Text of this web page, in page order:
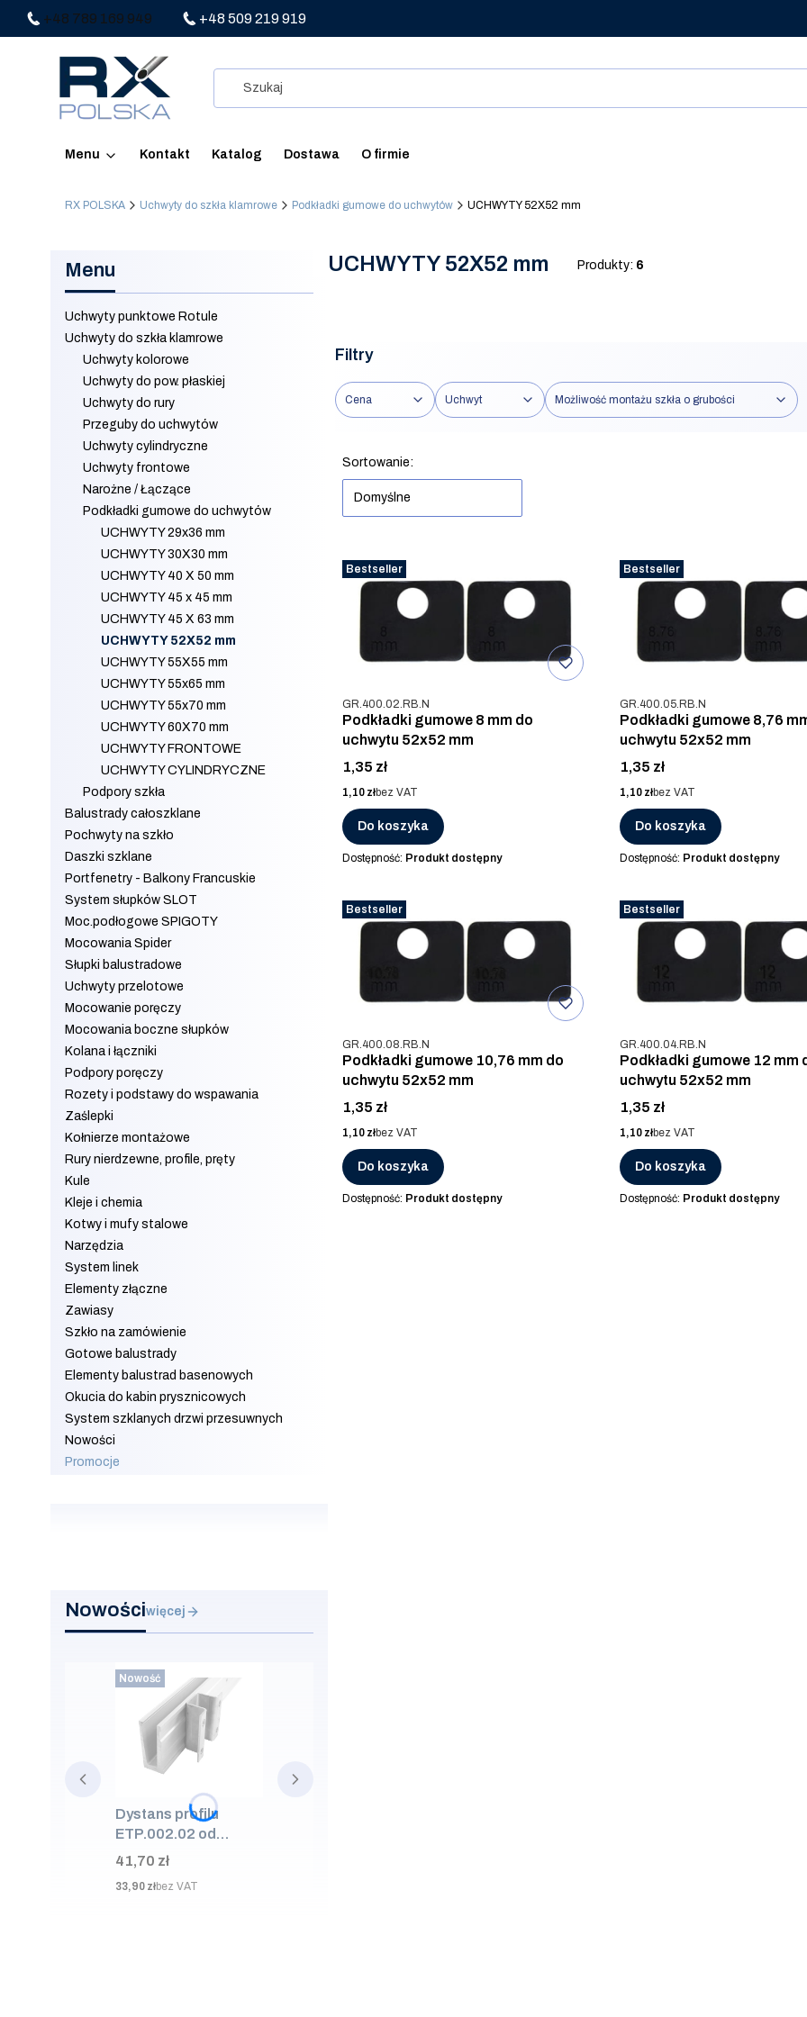
+48 789 169 949 +48 509 219 919
Menu Kontakt Katalog Dostawa O firmie
RX POLSKA Uchwyty do szkła klamrowe Podkładki gumowe do uchwytów UCHWYTY 52X52 mm
Menu
Uchwyty punktowe Rotule
Uchwyty do szkła klamrowe
Uchwyty kolorowe
Uchwyty do pow. płaskiej
Uchwyty do rury
Przeguby do uchwytów
Uchwyty cylindryczne
Uchwyty frontowe
Narożne / Łączące
Podkładki gumowe do uchwytów
UCHWYTY 29x36 mm
UCHWYTY 30X30 mm
UCHWYTY 40 X 50 mm
UCHWYTY 45 x 45 mm
UCHWYTY 45 X 63 mm
UCHWYTY 52X52 mm
UCHWYTY 55X55 mm
UCHWYTY 55x65 mm
UCHWYTY 55x70 mm
UCHWYTY 60X70 mm
UCHWYTY FRONTOWE
UCHWYTY CYLINDRYCZNE
Podpory szkła
Balustrady całoszklane
Pochwyty na szkło
Daszki szklane
Portfenetry - Balkony Francuskie
System słupków SLOT
Moc.podłogowe SPIGOTY
Mocowania Spider
Słupki balustradowe
Uchwyty przelotowe
Mocowanie poręczy
Mocowania boczne słupków
Kolana i łączniki
Podpory poręczy
Rozety i podstawy do wspawania
Zaślepki
Kołnierze montażowe
Rury nierdzewne, profile, pręty
Kule
Kleje i chemia
Kotwy i mufy stalowe
Narzędzia
System linek
Elementy złączne
Zawiasy
Szkło na zamówienie
Gotowe balustrady
Elementy balustrad basenowych
Okucia do kabin prysznicowych
System szklanych drzwi przesuwnych
Nowości
Promocje
Nowościwięcej
Nowość
Dystans profilu
ETP.002.02 od
ściany 50mm, AISI
304, SUROWA
Cena
41,70 zł
Cena
33,90 złbez VAT
UCHWYTY 52X52 mm Produkty: 6
Filtry
Cena Uchwyt Możliwość montażu szkła o grubości
Lista produktów
Sortowanie:
Domyślne
Bestseller
Kod produktu
GR.400.02.RB.N
Podkładki gumowe 8 mm do
uchwytu 52x52 mm
Cena
1,35 zł
Cena
1,10 złbez VAT
Do koszyka
Dostępność: Produkt dostępny
Bestseller
Kod produktu
GR.400.05.RB.N
Podkładki gumowe 8,76
uchwytu 52x52 mm
Cena
1,35 zł
Cena
1,10 złbez VAT
Do koszyka
Dostępność: Produkt dostępny
Bestseller
Kod produktu
GR.400.08.RB.N
Podkładki gumowe 10,76 mm do
uchwytu 52x52 mm
Cena
1,35 zł
Cena
1,10 złbez VAT
Do koszyka
Dostępność: Produkt dostępny
Bestseller
Kod produktu
GR.400.04.RB.N
Podkładki gumowe 12 mm
uchwytu 52x52 mm
Cena
1,35 zł
Cena
1,10 złbez VAT
Do koszyka
Dostępność: Produkt dostępny